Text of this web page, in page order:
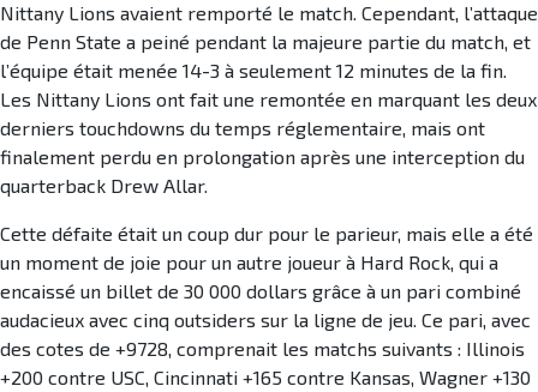
Nittany Lions avaient remporté le match. Cependant, l’attaque
de Penn State a peiné pendant la majeure partie du match, et
l’équipe était menée 14-3 à seulement 12 minutes de la fin.
Les Nittany Lions ont fait une remontée en marquant les deux
derniers touchdowns du temps réglementaire, mais ont
finalement perdu en prolongation après une interception du
quarterback Drew Allar.
Cette défaite était un coup dur pour le parieur, mais elle a été
un moment de joie pour un autre joueur à Hard Rock, qui a
encaissé un billet de 30 000 dollars grâce à un pari combiné
audacieux avec cinq outsiders sur la ligne de jeu. Ce pari, avec
des cotes de +9728, comprenait les matchs suivants : Illinois
+200 contre USC, Cincinnati +165 contre Kansas, Wagner +130